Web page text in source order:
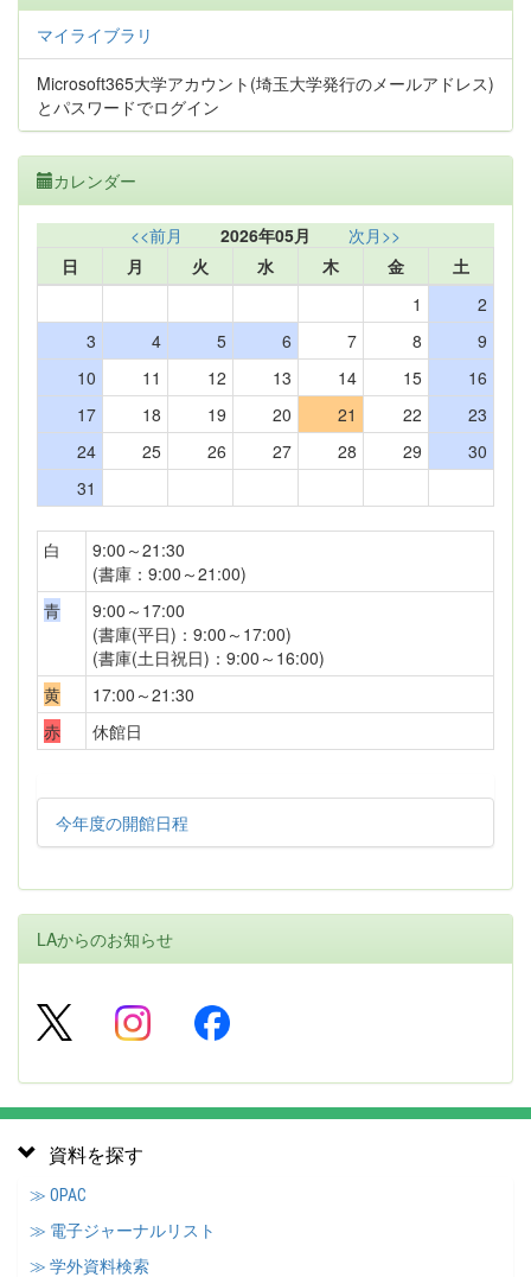
マイライブラリ
Microsoft365大学アカウント(埼玉大学発行のメールアドレス)
とパスワードでログイン
カレンダー
<<前月 2026年05月
次月>>
日
月 火 水 木 金
土
1
2
3
4 5 6 7 8
9
10
11 12 13 14 15
16
17
18 19 20 21 22
23
24
25 26 27 28 29
30
31
白
9:00～21:30
(書庫：9:00～21:00)
青
9:00～17:00
(書庫(平日)：9:00～17:00)
(書庫(土日祝日)：9:00～16:00)
黄
17:00～21:30
赤
休館日
今年度の開館日程
LAからのお知らせ
資料を探す
≫ OPAC
≫ 電子ジャーナルリスト
≫ 学外資料検索